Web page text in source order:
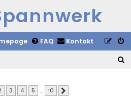
FAQ Kontakt
10
3 4 5 … 10